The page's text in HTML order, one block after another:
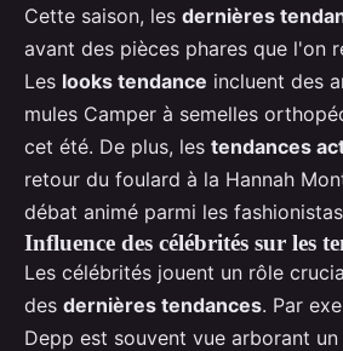
Cette saison, les dernières
avant des pièces phares que l'on
Les looks tendance incluent des
mules Camper à semelles
cet été. De plus, les tendances
retour du foulard à la Hannah
débat animé parmi les
Influence des célébrités sur les
Les célébrités jouent un rôle
des dernières tendances. Par
Depp est souvent vue arborant